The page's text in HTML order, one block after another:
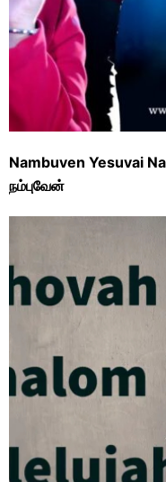
Nambuven Yesuvai
நம்புவேன்